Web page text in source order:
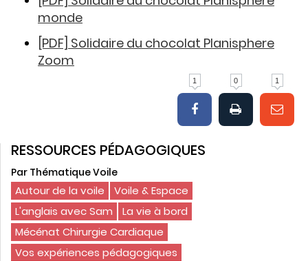
monde
[PDF] Solidaire du chocolat Planisphere
Zoom
1 0 1
RESSOURCES PÉDAGOGIQUES
Par Thématique Voile
Autour de la voile
Voile & Espace
L'anglais avec Sam
La vie à bord
Mécénat Chirurgie Cardiaque
Vos expériences pédagogiques